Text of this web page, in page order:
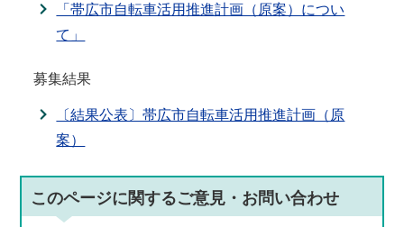
「帯広市自転車活用推進計画（原案）につい
て」
募集結果
〔結果公表〕帯広市自転車活用推進計画（原
案）
このページに関するご意見・お問い合わせ